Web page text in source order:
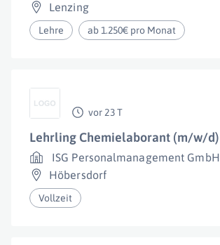
Lenzing
Lehre ab 1.250€ pro Monat
vor 23 T
Lehrling Chemielaborant (m/w/d)
ISG Personalmanagement GmbH
Höbersdorf
Vollzeit